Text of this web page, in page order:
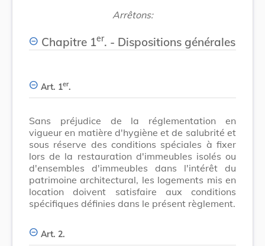
Arrêtons:
Chapitre 1er. - Dispositions générales
Art. 1er.
Sans préjudice de la réglementation en
vigueur en matière d'hygiène et de salubrité et
sous réserve des conditions spéciales à fixer
lors de la restauration d'immeubles isolés ou
d'ensembles d'immeubles dans l'intérêt du
patrimoine architectural, les logements mis en
location doivent satisfaire aux conditions
spécifiques définies dans le présent règlement.
Art. 2.